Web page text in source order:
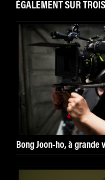
ÉGALEMENT SUR
Bong Joon-ho, à grande